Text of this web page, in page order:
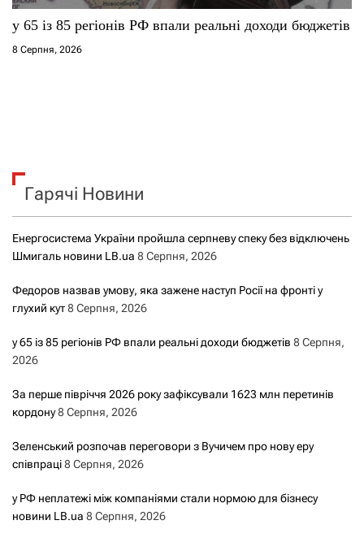
у 65 із 85 регіонів РФ впали реальні доходи бюджетів
8 Серпня, 2026
Гарячі Новини
Енергосистема України пройшла серпневу спеку без відключень
Шмигаль новини LB.ua 8 Серпня, 2026
Федоров назвав умову, яка зажене наступ Росії на фронті у
глухий кут8 Серпня, 2026
у 65 із 85 регіонів РФ впали реальні доходи бюджетів 8 Серпня,
2026
За перше півріччя 2026 року зафіксували 1623 млн перетинів
кордону8 Серпня, 2026
Зеленський розпочав переговори з Вучичем про нову еру
співпраці8 Серпня, 2026
у РФ неплатежі між компаніями стали нормою для бізнесу
новини LB.ua 8 Серпня, 2026